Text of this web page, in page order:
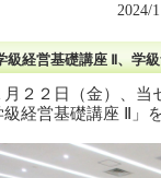
2024/
級経営基礎講座 Ⅱ、学
月２２日（金）、
級経営基礎講座 Ⅱ」